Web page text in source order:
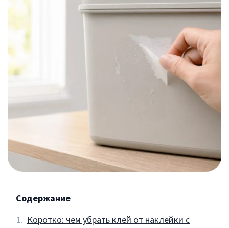
Содержание
Коротко: чем убрать клей от наклейки с